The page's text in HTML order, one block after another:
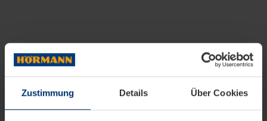
Zustimmung Details Über Cookies